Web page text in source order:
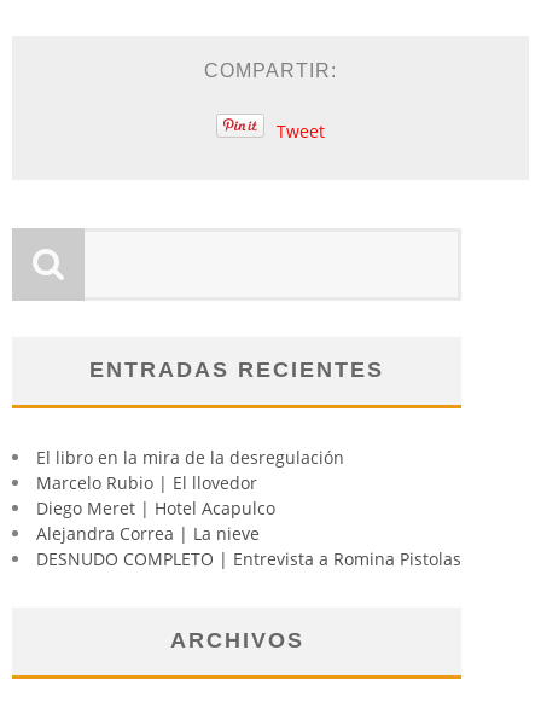
COMPARTIR:
Tweet
ENTRADAS RECIENTES
El libro en la mira de la desregulación
Marcelo Rubio | El llovedor
Diego Meret | Hotel Acapulco
Alejandra Correa | La nieve
DESNUDO COMPLETO | Entrevista a Romina Pistolas
ARCHIVOS